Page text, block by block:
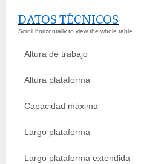
DATOS TÉCNICOS
Altura de trabajo
Altura plataforma
Capacidad máxima
Largo plataforma
Largo plataforma extendida